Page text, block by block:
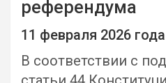
референдума
11 февраля 2026 года
В соответствии с